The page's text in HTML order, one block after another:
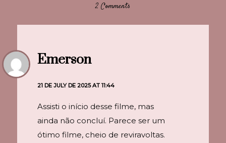
2 Comments
Emerson
21 DE JULY DE 2025 AT 11:44
Assisti o início desse filme, mas
ainda não concluí. Parece ser um
ótimo filme, cheio de reviravoltas.